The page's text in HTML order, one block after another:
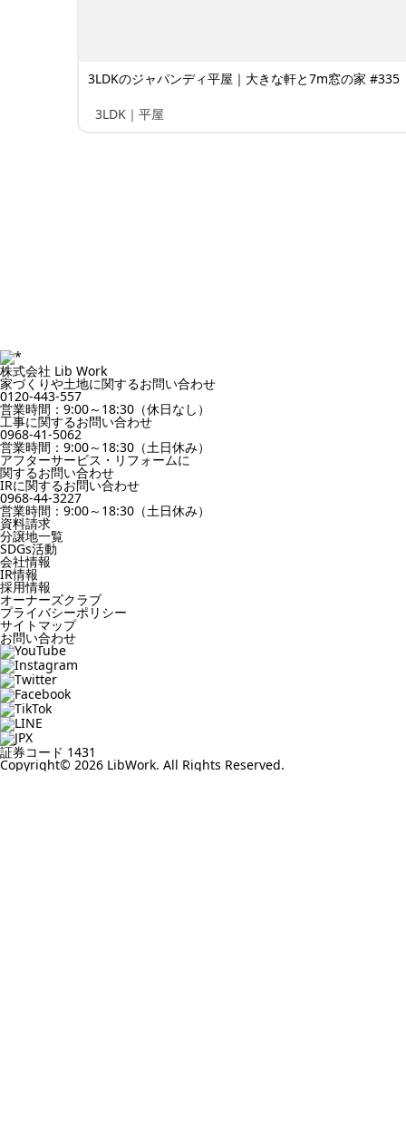
3LDKのジャパンディ平屋｜大きな軒と7m窓の家 #335
3LDK｜平屋
株式会社 Lib Work
家づくりや土地に関するお問い合わせ
0120-443-557
営業時間：9:00～18:30（休日なし）
工事に関するお問い合わせ
0968-41-5062
営業時間：9:00～18:30（土日休み）
アフターサービス・リフォームに
関するお問い合わせ
IRに関するお問い合わせ
0968-44-3227
営業時間：9:00～18:30（土日休み）
資料請求
分譲地一覧
SDGs活動
会社情報
IR情報
採用情報
オーナーズクラブ
プライバシーポリシー
サイトマップ
お問い合わせ
証券コード 1431
Copyright© 2026 LibWork. All Rights Reserved.